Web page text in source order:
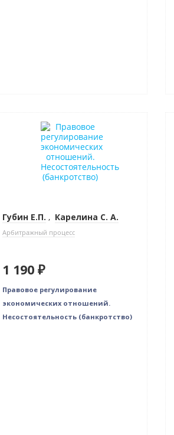
Губин Е.П. , Карелина С. А.
Арбитражный процесс
1 190 ₽
Правовое регулирование
экономических отношений.
Несостоятельность (банкротство)